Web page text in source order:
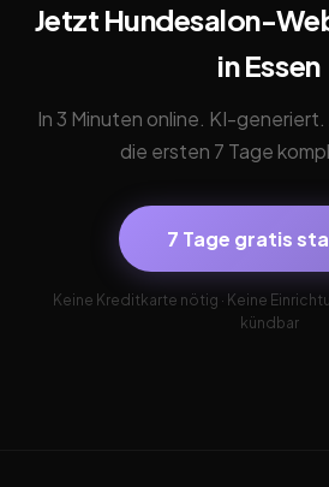
Jetzt Hundesalon-
in Essen
In 3 Minuten online. KI-
die ersten 7 Tage
7 Tage gratis
Keine Kreditkarte nötig · Keine
kündbar